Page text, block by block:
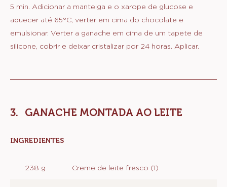
5 min. Adicionar a manteiga e o xarope de glucose e
aquecer até 65°C, verter em cima do chocolate e
emulsionar. Verter a ganache em cima de um tapete de
silicone, cobrir e deixar cristalizar por 24 horas. Aplicar.
GANACHE MONTADA AO LEITE
INGREDIENTES
AO
238 g Creme de leite fresco (1)